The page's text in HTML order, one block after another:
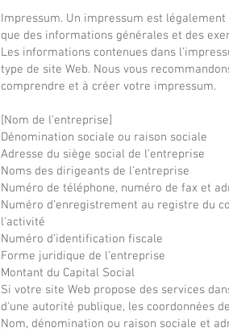
Impressum. Un impressum est
que des informations générales et des
Les informations contenues dans
type de site Web. Nous vous
comprendre et à créer votre impressum.
[Nom de l'entreprise]
Dénomination sociale ou raison sociale
Adresse du siège social de l’entreprise
Noms des dirigeants de l’entreprise
Numéro de téléphone, numéro de fax et
Numéro d’enregistrement au registre du
l'activité
Numéro d’identification fiscale
Forme juridique de l’entreprise
Montant du Capital Social
Si votre site Web propose des services
d'une autorité publique, les coordonnées
Nom, dénomination ou raison sociale et